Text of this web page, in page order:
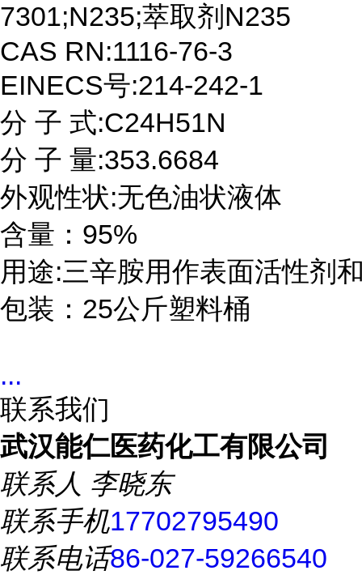
7301;N235;萃取剂N235
CAS RN:1116-76-3
EINECS号:214-242-1
分 子 式:C24H51N
分 子 量:353.6684
外观性状:无色油状液体
含量：95%
用途:三辛胺用作表面活性剂
包装：25公斤塑料桶
...
联系我们
武汉能仁医药化工有限公司
联系人 李晓东
联系手机17702795490
联系电话86-027-59266540